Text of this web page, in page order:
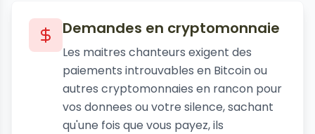
Demandes en cryptomonnaie
Les maitres chanteurs exigent des
paiements introuvables en Bitcoin ou
autres cryptomonnaies en rancon pour
vos donnees ou votre silence, sachant
qu'une fois que vous payez, ils